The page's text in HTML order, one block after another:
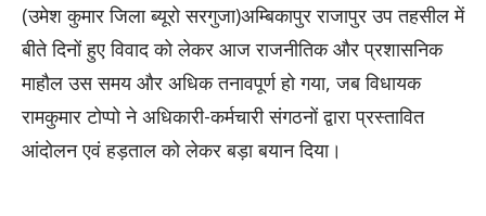
(उमेश कुमार जिला ब्यूरो सरगुजा)अम्बिकापुर राजापुर उप तहसील में
बीते दिनों हुए विवाद को लेकर आज राजनीतिक और प्रशासनिक
माहौल उस समय और अधिक तनावपूर्ण हो गया, जब विधायक
रामकुमार टोप्पो ने अधिकारी-कर्मचारी संगठनों द्वारा प्रस्तावित
आंदोलन एवं हड़ताल को लेकर बड़ा बयान दिया।